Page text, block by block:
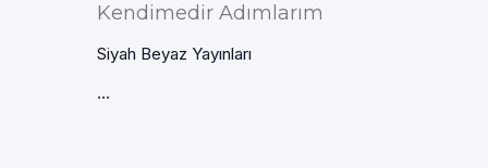
Kendimedir Adımlarım
Siyah Beyaz Yayınları
...